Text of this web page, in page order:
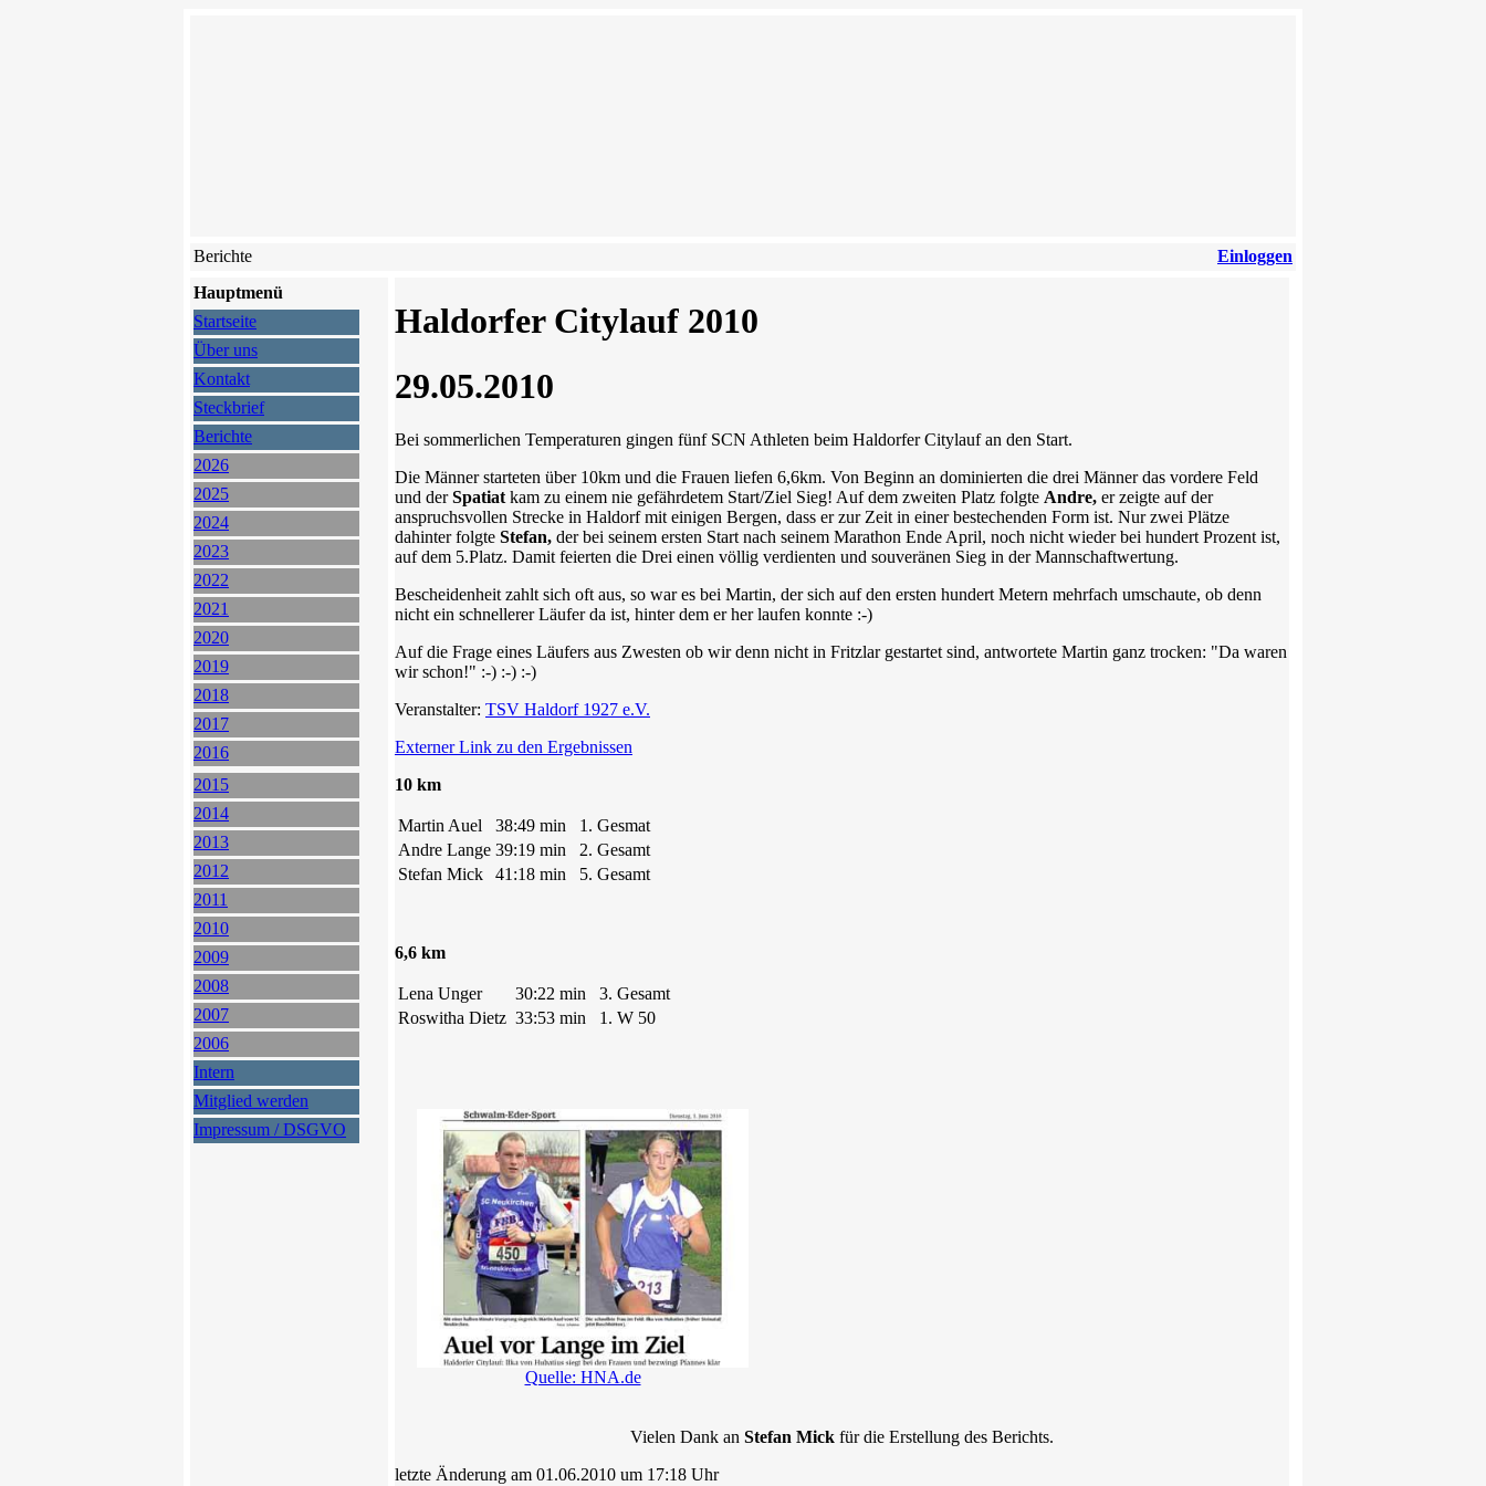
Berichte
Einloggen
Hauptmenü
Startseite
Über uns
Kontakt
Steckbrief
Berichte
2026
2025
2024
2023
2022
2021
2020
2019
2018
2017
2016
2015
2014
2013
2012
2011
2010
2009
2008
2007
2006
Intern
Mitglied werden
Impressum / DSGVO
Haldorfer Citylauf 2010
29.05.2010
Bei sommerlichen Temperaturen gingen fünf SCN Athleten beim Haldorfer Citylauf an den Start.
Die Männer starteten über 10km und die Frauen liefen 6,6km. Von Beginn an dominierten die drei Männer das vordere Feld
und derSpatiat kam zu einem nie gefährdetem Start/Ziel Sieg! Auf dem zweiten Platz folgte Andre, er zeigte auf der
anspruchsvollen Strecke in Haldorf mit einigen Bergen, dass er zur Zeit in einer bestechenden Form ist. Nur zwei Plätze
dahinter folgte Stefan, der bei seinem ersten Start nach seinem Marathon Ende April, noch nicht wieder bei hundert Prozent ist,
auf dem 5.Platz. Damit feierten die Drei einen völlig verdienten und souveränen Sieg in der Mannschaftwertung.
Bescheidenheit zahlt sich oft aus, so war es bei Martin, der sich auf den ersten hundert Metern mehrfach umschaute, ob denn
nicht ein schnellerer Läufer da ist, hinter dem er her laufen konnte :-)
Auf die Frage eines Läufers aus Zwesten ob wir denn nicht in Fritzlar gestartet sind, antwortete Martin ganz trocken: "Da waren
wir schon!" :-) :-) :-)
Veranstalter: TSV Haldorf 1927 e.V.
Externer Link zu den Ergebnissen
10 km
Martin Auel 38:49 min
1. Gesmat
Andre Lange 39:19 min
2. Gesamt
Stefan Mick
41:18 min 5. Gesamt
6,6 km
Lena Unger 30:22 min
3. Gesamt
Roswitha Dietz 33:53 min 1. W 50
Quelle: HNA.de
Vielen Dank an Stefan Mick für die Erstellung des Berichts.
letzte Änderung am 01.06.2010 um 17:18 Uhr